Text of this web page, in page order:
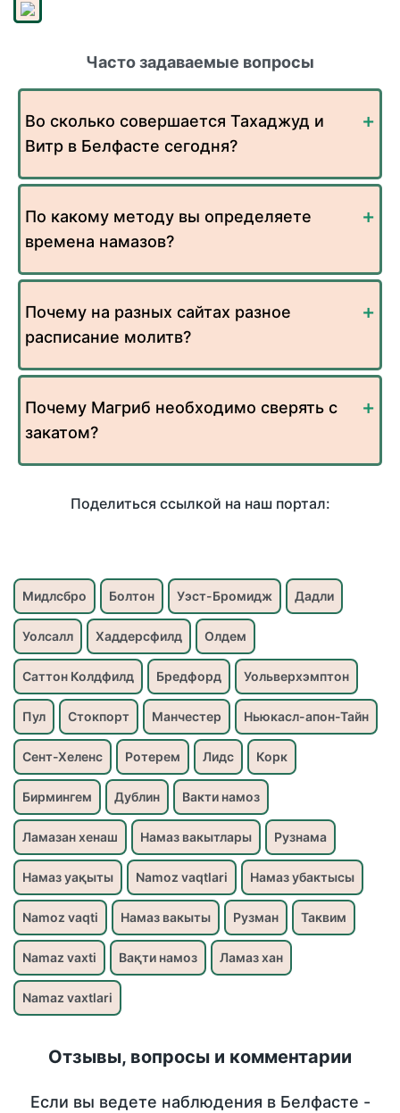
Часто задаваемые вопросы
Во сколько совершается Тахаджуд и
Витр в Белфасте сегодня?
По какому методу вы определяете
времена намазов?
Почему на разных сайтах разное
расписание молитв?
Почему Магриб необходимо сверять с
закатом?
Поделиться ссылкой на наш портал:
Мидлсбро Болтон Уэст-Бромидж Дадли
Уолсалл Хаддерсфилд Олдем
Саттон Колдфилд Бредфорд Уольверхэмптон
Пул Стокпорт Манчестер Ньюкасл-апон-Тайн
Сент-Хеленс Ротерем Лидс Корк
Бирмингем Дублин Вакти намоз
Ламазан хенаш Намаз вакытлары Рузнама
Намаз уақыты Namoz vaqtlari Намаз убактысы
Namoz vaqti Намаз вакыты Рузман Таквим
Namaz vaxti Вақти намоз Ламаз хан
Namaz vaxtlari
Отзывы, вопросы и комментарии
Если вы ведете наблюдения в Белфасте -